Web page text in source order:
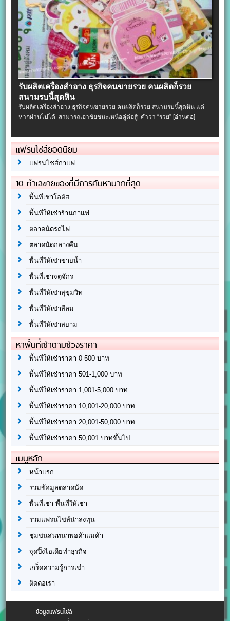
รับผลิตเครื่องสําอาง ธุรกิจคนขายรวย คนผลิตก็รวย
สนามรบนี้สุดหิน
รับผลิตเครื่องสําอาง ธุรกิจคนขายรวย คนผลิตก็รวย สนามรบนี้สุดหิน แต่
หากผ่านไปได้ สามารถเอาชัยชนะเหนือคู่ต่อสู้ คำว่า “รวย”[อ่านต่อ]
แฟรนไชส์ยอดนิยม
แฟรนไชส์กาแฟ
10 ทำเลขายของที่มีการค้นหามากที่สุด
พื้นที่เช่าโลตัส
พื้นที่ให้เช่าร้านกาแฟ
ตลาดนัดรถไฟ
ตลาดนัดกลางคืน
พื้นที่ให้เช่าขายน้ำ
พื้นที่เช่าจตุจักร
พื้นที่ให้เช่าสุขุมวิท
พื้นที่ให้เช่าสีลม
พื้นที่ให้เช่าสยาม
หาพื้นที่เช่าตามช่วงราคา
พื้นที่ให้เช่าราคา 0-500 บาท
พื้นที่ให้เช่าราคา 501-1,000 บาท
พื้นที่ให้เช่าราคา 1,001-5,000 บาท
พื้นที่ให้เช่าราคา 10,001-20,000 บาท
พื้นที่ให้เช่าราคา 20,001-50,000 บาท
พื้นที่ให้เช่าราคา 50,001 บาทขึ้นไป
เมนูหลัก
หน้าแรก
รวมข้อมูลตลาดนัด
พื้นที่เช่า พื้นที่ให้เช่า
รวมแฟรนไชส์น่าลงทุน
ชุมชนสนทนาพ่อค้าแม่ค้า
จุดปิ๊งไอเดียทำธุรกิจ
เกร็ดความรู้การเช่า
ติดต่อเรา
ข้อมูลแฟรนไชส์